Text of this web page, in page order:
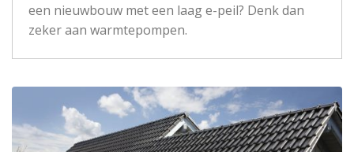
een nieuwbouw met een laag e-peil? Denk dan
zeker aan warmtepompen.